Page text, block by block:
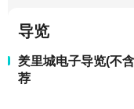
导览
羑里城电子导览(不
荐